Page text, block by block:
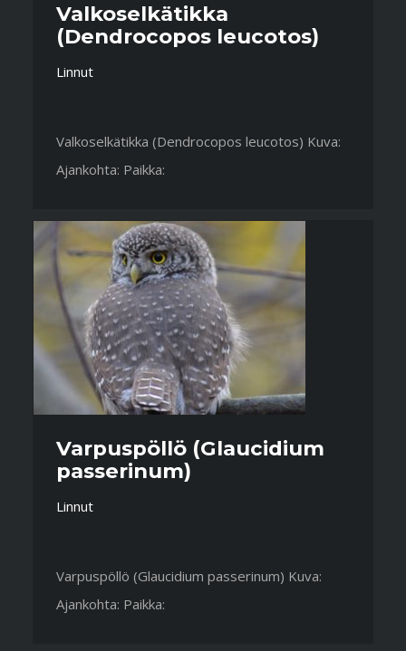
Valkoselkätikka
(Dendrocopos leucotos)
Linnut
Valkoselkätikka (Dendrocopos leucotos) Kuva:
Ajankohta: Paikka:
Varpuspöllö (Glaucidium
passerinum)
Linnut
Varpuspöllö (Glaucidium passerinum) Kuva:
Ajankohta: Paikka: